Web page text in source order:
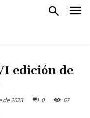
edición de
de 2023 0 67